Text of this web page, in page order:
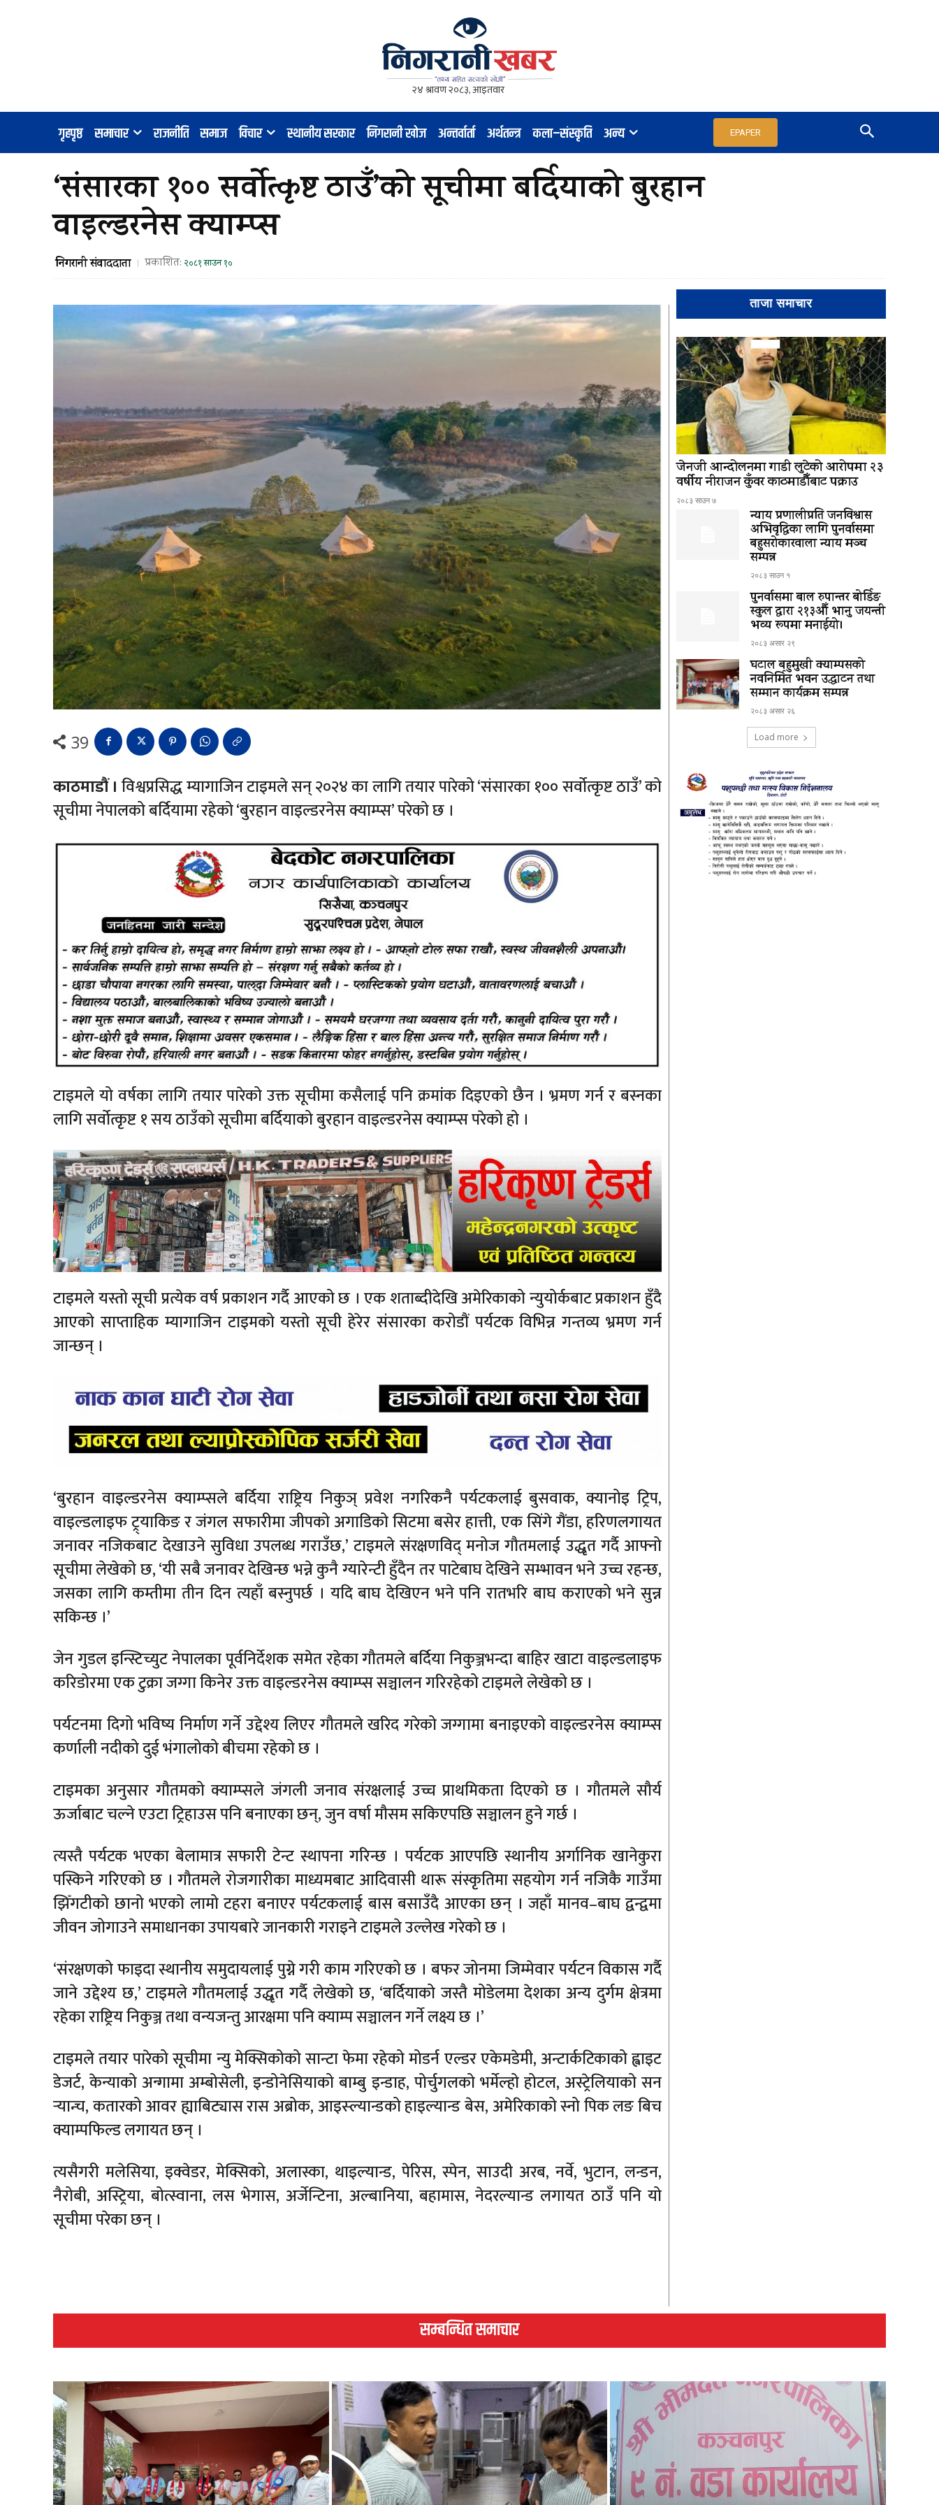
गृहपृष्ठ समाचार राजनीति समाज विचार स्थानीय सरकार निगरानी खोज अन्तर्वार्ता अर्थतन्त्र कला–संस्कृति अन्य EPAPER
‘संसारका १०० सर्वोत्कृष्ट ठाउँ’को सूचीमा बर्दियाको बुरहान
वाइल्डरनेस क्याम्प्स
निगरानी संवाददाता प्रकाशित: २०८१ साउन १०
39
काठमाडौं । विश्वप्रसिद्ध म्यागाजिन टाइमले सन् २०२४ का लागि तयार पारेको ‘संसारका १०० सर्वोत्कृष्ट ठाउँ’ को
सूचीमा नेपालको बर्दियामा रहेको ‘बुरहान वाइल्डरनेस क्याम्प्स’ परेको छ ।
टाइमले यो वर्षका लागि तयार पारेको उक्त सूचीमा कसैलाई पनि क्रमांक दिइएको छैन । भ्रमण गर्न र बस्नका
लागि सर्वोत्कृष्ट १ सय ठाउँको सूचीमा बर्दियाको बुरहान वाइल्डरनेस क्याम्प्स परेको हो ।
टाइमले यस्तो सूची प्रत्येक वर्ष प्रकाशन गर्दै आएको छ । एक शताब्दीदेखि अमेरिकाको न्युयोर्कबाट प्रकाशन हुँदै
आएको साप्ताहिक म्यागाजिन टाइमको यस्तो सूची हेरेर संसारका करोडौं पर्यटक विभिन्न गन्तव्य भ्रमण गर्न
जान्छन् ।
‘बुरहान वाइल्डरनेस क्याम्प्सले बर्दिया राष्ट्रिय निकुञ् प्रवेश नगरिकनै पर्यटकलाई बुसवाक, क्यानोइ ट्रिप,
वाइल्डलाइफ ट्र्याकिङ र जंगल सफारीमा जीपको अगाडिको सिटमा बसेर हात्ती, एक सिंगे गैंडा, हरिणलगायत
जनावर नजिकबाट देखाउने सुविधा उपलब्ध गराउँछ,’ टाइमले संरक्षणविद् मनोज गौतमलाई उद्धृत गर्दै आफ्नो
सूचीमा लेखेको छ, ‘यी सबै जनावर देखिन्छ भन्ने कुनै ग्यारेन्टी हुँदैन तर पाटेबाघ देखिने सम्भावन भने उच्च रहन्छ,
जसका लागि कम्तीमा तीन दिन त्यहाँ बस्नुपर्छ । यदि बाघ देखिएन भने पनि रातभरि बाघ कराएको भने सुन्न
सकिन्छ ।’
जेन गुडल इन्स्टिच्युट नेपालका पूर्वनिर्देशक समेत रहेका गौतमले बर्दिया निकुञ्जभन्दा बाहिर खाटा वाइल्डलाइफ
करिडोरमा एक टुक्रा जग्गा किनेर उक्त वाइल्डरनेस क्याम्प्स सञ्चालन गरिरहेको टाइमले लेखेको छ ।
पर्यटनमा दिगो भविष्य निर्माण गर्ने उद्देश्य लिएर गौतमले खरिद गरेको जग्गामा बनाइएको वाइल्डरनेस क्याम्प्स
कर्णाली नदीको दुई भंगालोको बीचमा रहेको छ ।
टाइमका अनुसार गौतमको क्याम्प्सले जंगली जनाव संरक्षलाई उच्च प्राथमिकता दिएको छ । गौतमले सौर्य
ऊर्जाबाट चल्ने एउटा ट्रिहाउस पनि बनाएका छन्, जुन वर्षा मौसम सकिएपछि सञ्चालन हुने गर्छ ।
त्यस्तै पर्यटक भएका बेलामात्र सफारी टेन्ट स्थापना गरिन्छ । पर्यटक आएपछि स्थानीय अर्गानिक खानेकुरा
पस्किने गरिएको छ । गौतमले रोजगारीका माध्यमबाट आदिवासी थारू संस्कृतिमा सहयोग गर्न नजिकै गाउँमा
झिँगटीको छानो भएको लामो टहरा बनाएर पर्यटकलाई बास बसाउँदै आएका छन् । जहाँ मानव–बाघ द्वन्द्वमा
जीवन जोगाउने समाधानका उपायबारे जानकारी गराइने टाइमले उल्लेख गरेको छ ।
‘संरक्षणको फाइदा स्थानीय समुदायलाई पुग्ने गरी काम गरिएको छ । बफर जोनमा जिम्मेवार पर्यटन विकास गर्दै
जाने उद्देश्य छ,’ टाइमले गौतमलाई उद्धृत गर्दै लेखेको छ, ‘बर्दियाको जस्तै मोडेलमा देशका अन्य दुर्गम क्षेत्रमा
रहेका राष्ट्रिय निकुञ्ज तथा वन्यजन्तु आरक्षमा पनि क्याम्प सञ्चालन गर्ने लक्ष्य छ ।’
टाइमले तयार पारेको सूचीमा न्यु मेक्सिकोको सान्टा फेमा रहेको मोडर्न एल्डर एकेमडेमी, अन्टार्कटिकाको ह्वाइट
डेजर्ट, केन्याको अन्गामा अम्बोसेली, इन्डोनेसियाको बाम्बु इन्डाह, पोर्चुगलको भर्मेल्हो होटल, अस्ट्रेलियाको सन
र्‍यान्च, कतारको आवर ह्याबिट्यास रास अब्रोक, आइस्ल्यान्डको हाइल्यान्ड बेस, अमेरिकाको स्नो पिक लङ बिच
क्याम्पफिल्ड लगायत छन् ।
त्यसैगरी मलेसिया, इक्वेडर, मेक्सिको, अलास्का, थाइल्यान्ड, पेरिस, स्पेन, साउदी अरब, नर्वे, भुटान, लन्डन,
नैरोबी, अस्ट्रिया, बोत्स्वाना, लस भेगास, अर्जेन्टिना, अल्बानिया, बहामास, नेदरल्यान्ड लगायत ठाउँ पनि यो
सूचीमा परेका छन् ।
ताजा समाचार
जेनजी आन्दोलनमा गाडी लुटेको आरोपमा २३
वर्षीय नीराजन कुँवर काठमाडौँबाट पक्राउ
२०८३ साउन ७
न्याय प्रणालीप्रति जनविश्वास
अभिवृद्धिका लागि पुनर्वासमा
बहुसरोकारवाला न्याय मञ्च
सम्पन्न
२०८३ साउन १
पुनर्वासमा बाल रुपान्तर बोर्डिङ
स्कुल द्धारा २१३औँ भानु जयन्ती
भव्य रूपमा मनाईयो।
२०८३ असार २९
घटाल बहुमुखी क्याम्पसको
नवनिर्मित भवन उद्घाटन तथा
सम्मान कार्यक्रम सम्पन्न
२०८३ असार २६
Load more
सम्बन्धित समाचार